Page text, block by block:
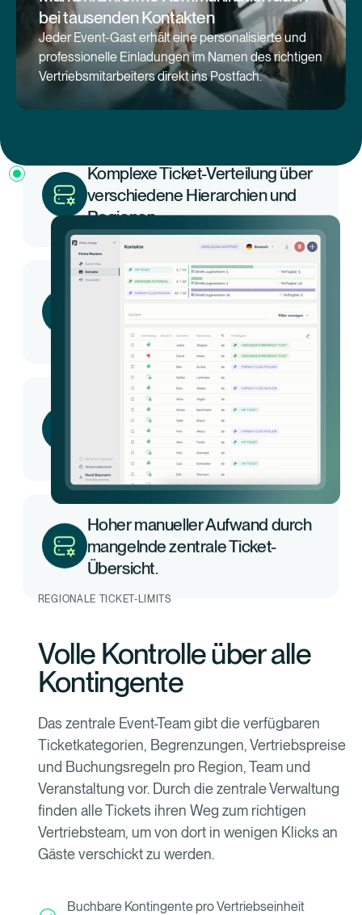
Wertverlust des Sponsorings
durch ineffizientes Ticket-
Management.
verschiedene Hierarchien und
Regionen.
Medienbrüche durch isolierte
Ticket-Verwaltung in externen
Systemen.
Einzel-Einladungen führen zu
Fehlern und schlechten Gäste-
Erfahrungen.
Hoher manueller Aufwand durch
mangelnde zentrale Ticket-
Übersicht.
bei tausenden Kontakten
Jeder Event-Gast erhält eine personalisierte und
professionelle Einladungen im Namen des richtigen
Vertriebsmitarbeiters direkt ins Postfach.
REGIONALE TICKET-LIMITS
Volle Kontrolle über alle
Kontingente
Das zentrale Event-Team gibt die verfügbaren
Ticketkategorien, Begrenzungen, Vertriebspreise
und Buchungsregeln pro Region, Team und
Veranstaltung vor. Durch die zentrale Verwaltung
finden alle Tickets ihren Weg zum richtigen
Vertriebsteam, um von dort in wenigen Klicks an
Gäste verschickt zu werden.
Buchbare Kontingente pro Vertriebseinheit